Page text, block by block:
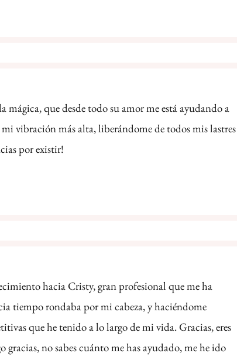
mágica, que desde todo su amor me está ayudando a
vibración más alta, liberándome de todos mis lastres
por existir!
hacia Cristy, gran profesional que me ha
tiempo rondaba por mi cabeza, y haciéndome
que he tenido a lo largo de mi vida. Gracias, eres
no sabes cuánto me has ayudado, me he ido